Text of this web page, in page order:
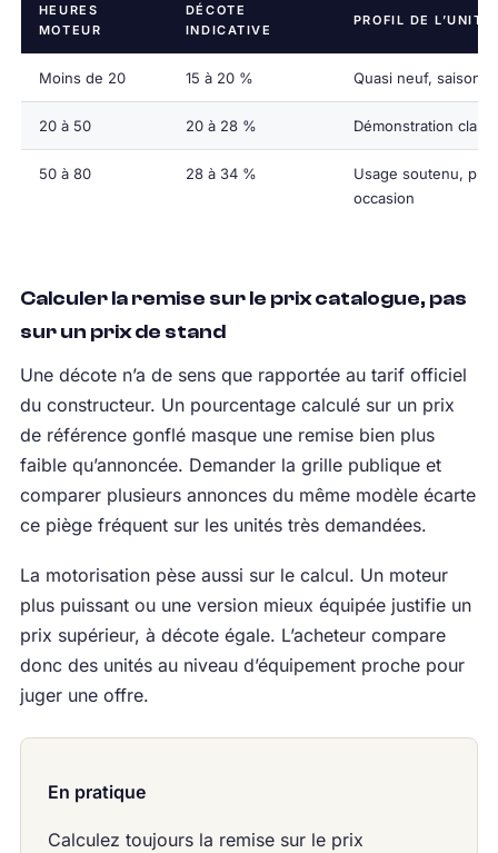
HEURES
MOTEUR
DÉCOTE
INDICATIVE
PROFIL DE L’UNITÉ
Moins de 20 15 à 20 % Quasi neuf, saison
20 à 50 20 à 28 % Démonstration
50 à 80 28 à 34 %
Usage soutenu,
occasion
Calculer la remise sur le prix catalogue, pas
sur un prix de stand
Une décote n’a de sens que rapportée au tarif officiel
du constructeur. Un pourcentage calculé sur un prix
de référence gonflé masque une remise bien plus
faible qu’annoncée. Demander la grille publique et
comparer plusieurs annonces du même modèle écarte
ce piège fréquent sur les unités très demandées.
La motorisation pèse aussi sur le calcul. Un moteur
plus puissant ou une version mieux équipée justifie un
prix supérieur, à décote égale. L’acheteur compare
donc des unités au niveau d’équipement proche pour
juger une offre.
En pratique
Calculez toujours la remise sur le prix